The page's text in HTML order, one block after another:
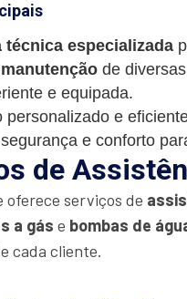
especializada
manutenção de
e equipada.
personalizado e
e conforto
de
oferece serviços de
a gás e bombas de
cada cliente.